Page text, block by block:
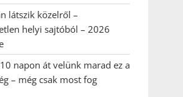
látszik közelről –
helyi sajtóból – 2026
napon át velünk marad ez a
– még csak most fog